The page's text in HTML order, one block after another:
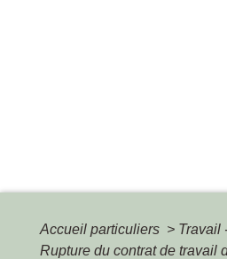
Accueil particuliers > Travail
Rupture du contrat de travail